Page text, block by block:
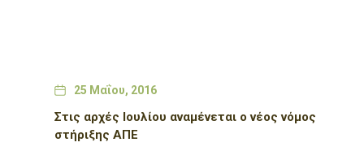
Στις αρχές Ιουλίου αναμένεται ο νέος νόμος
στήριξης ΑΠΕ
Date25 Μαΐου, 2016